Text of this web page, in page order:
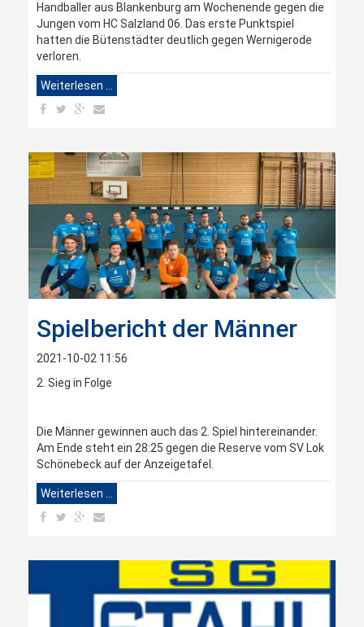
Handballer aus Blankenburg am Wochenende gegen die
Jungen vom HC Salzland 06. Das erste Punktspiel
hatten die Bütenstädter deutlich gegen Wernigerode
verloren.
Weiterlesen …
Spielbericht der Männer
2021-10-02 11:56
2. Sieg in Folge
Die Männer gewinnen auch das 2. Spiel hintereinander.
Am Ende steht ein 28:25 gegen die Reserve vom SV Lok
Schönebeck auf der Anzeigetafel.
Weiterlesen …